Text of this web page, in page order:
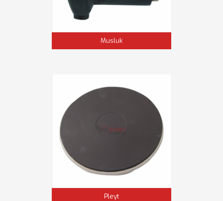
Musluk
Pleyt